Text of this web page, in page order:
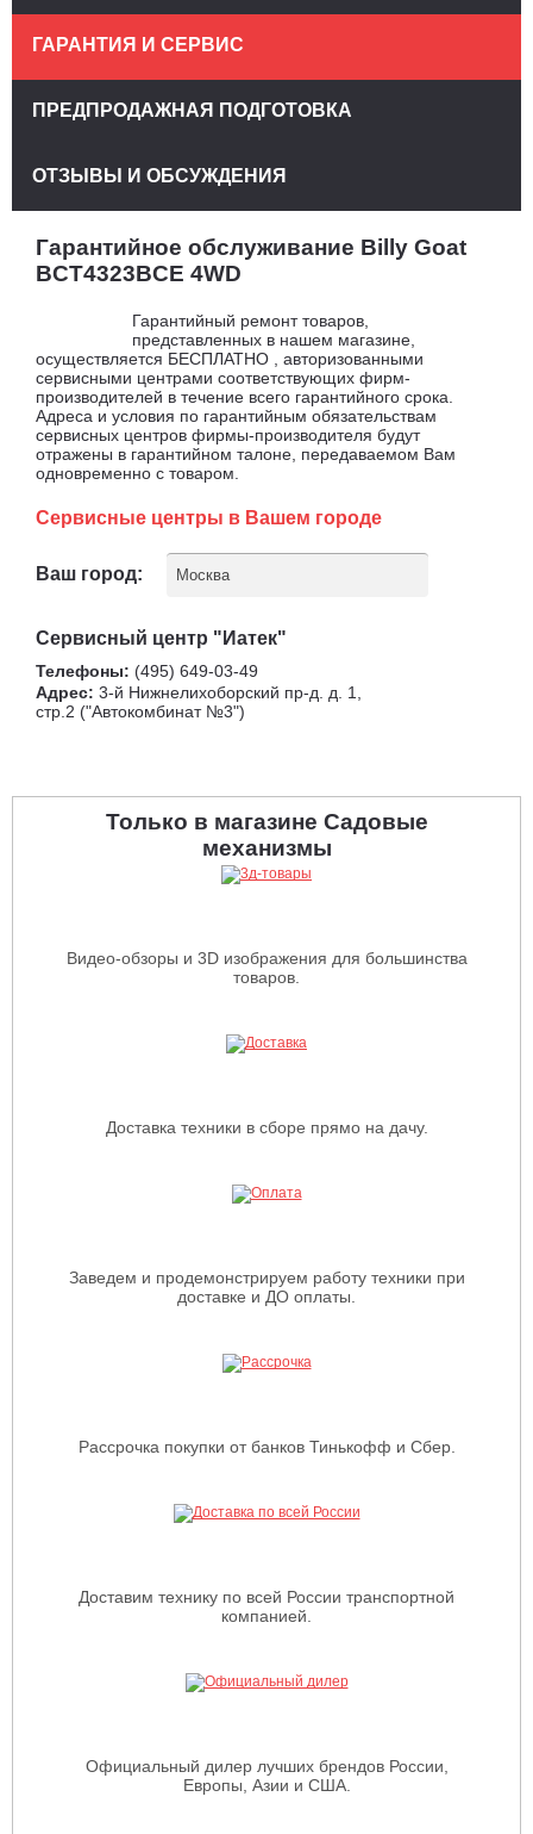
Гарантийное обслуживание Billy Goat
BCT4323BCE 4WD
Гарантийный ремонт товаров,
представленных в нашем магазине,
осуществляется БЕСПЛАТНО , авторизованными
сервисными центрами соответствующих фирм-
производителей в течение всего гарантийного срока.
Адреса и условия по гарантийным обязательствам
сервисных центров фирмы-производителя будут
отражены в гарантийном талоне, передаваемом Вам
одновременно с товаром.
Сервисные центры в Вашем городе
Ваш город: Москва
Сервисный центр "Иатек"
Телефоны: (495) 649-03-49
Адрес: 3-й Нижнелихоборский пр-д. д. 1,
стр.2 ("Автокомбинат №3")
ГАРАНТИЯ И СЕРВИС
ПРЕДПРОДАЖНАЯ ПОДГОТОВКА
ОТЗЫВЫ И ОБСУЖДЕНИЯ
Только в магазине Садовые
механизмы
Видео-обзоры и 3D изображения для большинства
товаров.
Доставка техники в сборе прямо на дачу.
Заведем и продемонстрируем работу техники при
доставке и ДО оплаты.
Рассрочка покупки от банков Тинькофф и Сбер.
Доставим технику по всей России транспортной
компанией.
Официальный дилер лучших брендов России,
Европы, Азии и США.